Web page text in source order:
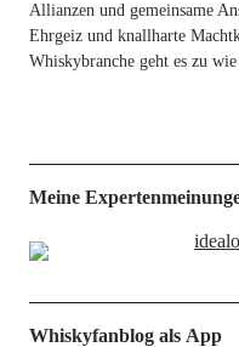
Alli­an­zen und gemein­sa­me
Ehr­geiz und knall­har­te
Whis­ky­bran­che geht es zu
Meine
Whiskyfanblog als App